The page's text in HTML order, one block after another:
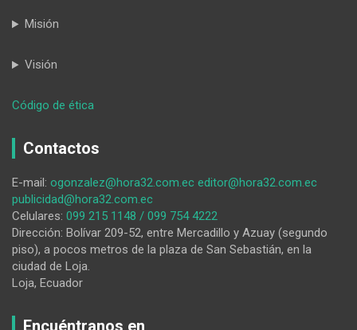
Misión
Visión
Código de ética
profesional
en
la
adquisición
de
medicamentos
Contactos
E-mail: ogonzalez@hora32.com.ec editor@hora32.com.ec
publicidad@hora32.com.ec
Celulares: 099 215 1148 / 099 754 4222
Dirección: Bolívar 209-52, entre Mercadillo y Azuay (segundo
piso), a pocos metros de la plaza de San Sebastián, en la
ciudad de Loja.
Loja, Ecuador